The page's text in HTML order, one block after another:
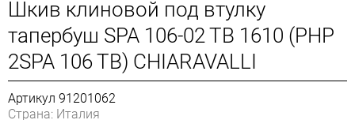
Шкив клиновой под втулку
тапербуш SPA 106-02 TB 1610 (PHP
2SPA 106 TB) CHIARAVALLI
Артикул 91201062
Страна: Италия